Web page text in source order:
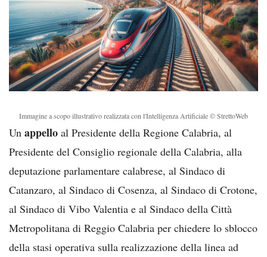
Immagine a scopo illustrativo realizzata con l'Intelligenza Artificiale © StrettoWeb
Un appello al Presidente della Regione Calabria, al
Presidente del Consiglio regionale della Calabria, alla
deputazione parlamentare calabrese, al Sindaco di
Catanzaro, al Sindaco di Cosenza, al Sindaco di Crotone,
al Sindaco di Vibo Valentia e al Sindaco della Città
Metropolitana di Reggio Calabria per chiedere lo sblocco
della stasi operativa sulla realizzazione della linea ad